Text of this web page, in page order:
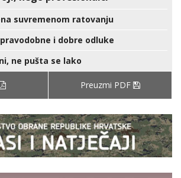
suvremenom ratovanju
i dobre odluke
ne pušta se lako
Preuzmi PDF